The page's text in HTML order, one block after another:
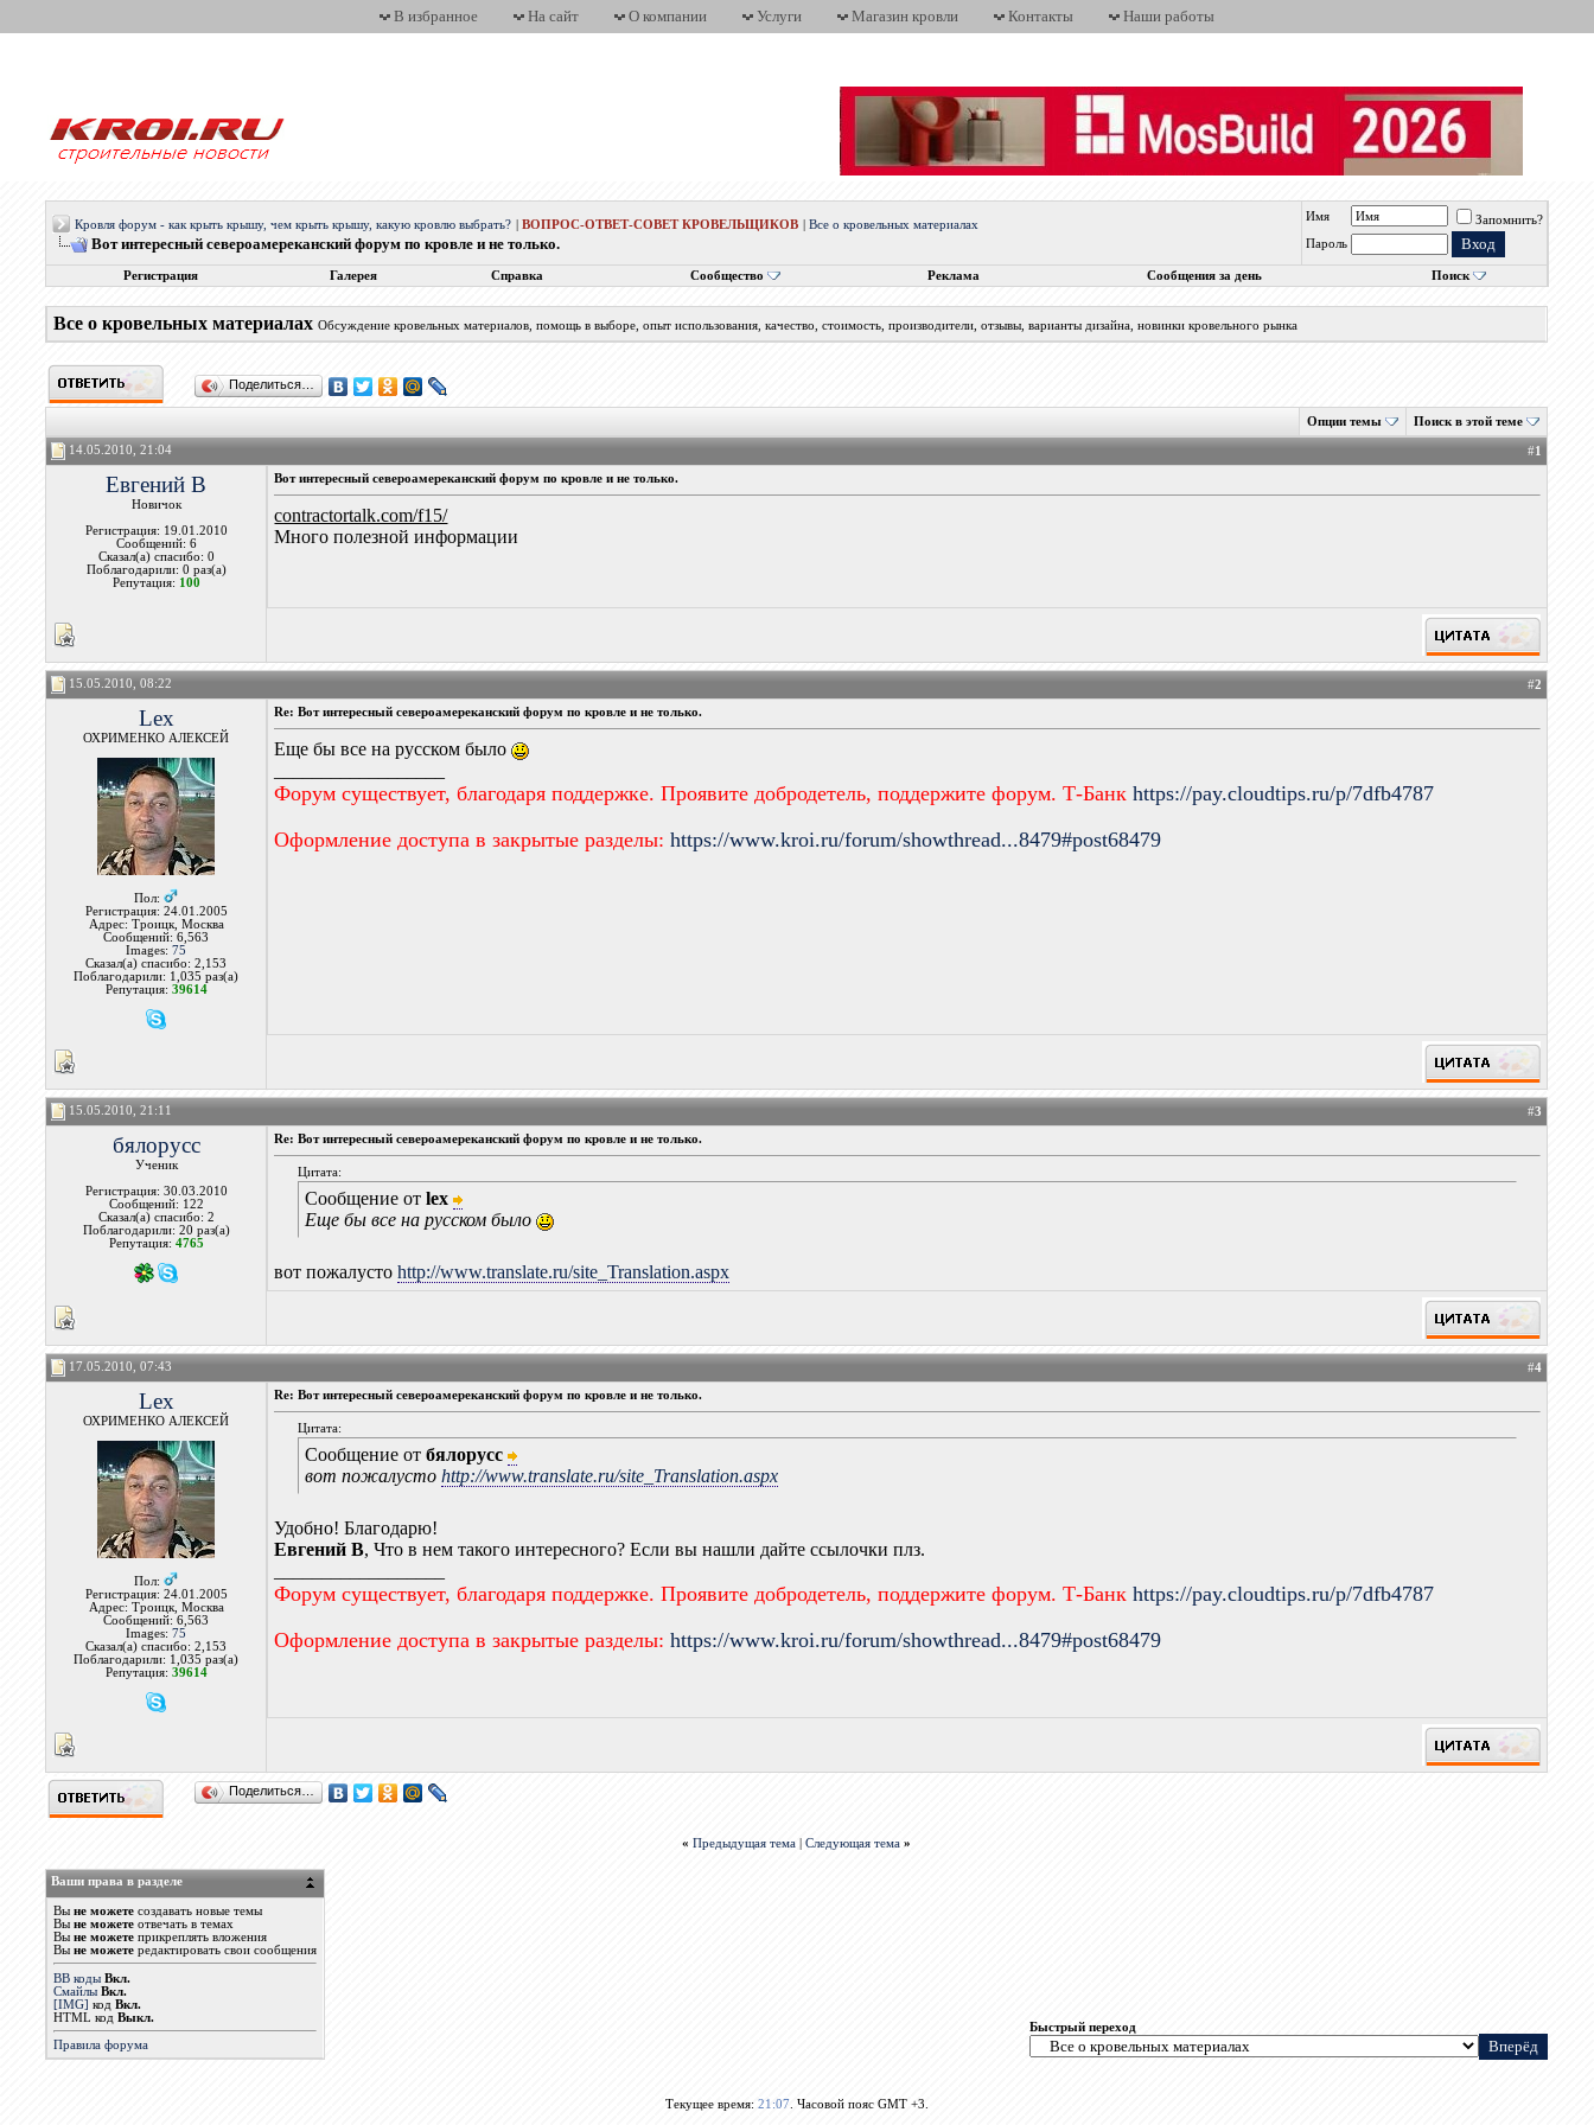
В избранное На сайт О компании Услуги Магазин кровли Контакты Наши работы
Кровля форум - как крыть крышу, чем крыть крышу, какую кровлю выбрать? |ВОПРОС-ОТВЕТ-СОВЕТ КРОВЕЛЬЩИКОВ |Все о кровельных материалах
Вот интересный североамереканский форум по кровле и не только.
Имя
Запомнить?
Пароль
Регистрация Галерея Справка Сообщество Реклама Сообщения за день Поиск
Все о кровельных материалах Обсуждение кровельных материалов, помощь в выборе, опыт использования, качество, стоимость, производители, отзывы, варианты дизайна, новинки кровельного рынка
Поделиться…
Опции темы Поиск в этой теме
14.05.2010, 21:04 #1
Евгений В
Новичок
Регистрация: 19.01.2010
Сообщений: 6
Сказал(а) спасибо: 0
Поблагодарили: 0 раз(а)
Репутация: 100
Вот интересный североамереканский форум по кровле и не только.
contractortalk.com/f15/
Много полезной информации
15.05.2010, 08:22 #2
Lex
ОХРИМЕНКО АЛЕКСЕЙ
Пол:
Регистрация: 24.01.2005
Адрес: Троицк, Москва
Сообщений: 6,563
Images:75
Сказал(а) спасибо: 2,153
Поблагодарили: 1,035 раз(а)
Репутация: 39614
Re: Вот интересный североамереканский форум по кровле и не только.
Еще бы все на русском было
Форум существует, благодаря поддержке. Проявите добродетель, поддержите форум. Т-Банкhttps://pay.cloudtips.ru/p/7dfb4787
Оформление доступа в закрытые разделы:https://www.kroi.ru/forum/showthread...8479#post68479
15.05.2010, 21:11 #3
бялорусс
Ученик
Регистрация: 30.03.2010
Сообщений: 122
Сказал(а) спасибо: 2
Поблагодарили: 20 раз(а)
Репутация: 4765
Re: Вот интересный североамереканский форум по кровле и не только.
Цитата:
Сообщение отlex
Еще бы все на русском было
вот пожалустоhttp://www.translate.ru/site_Translation.aspx
17.05.2010, 07:43 #4
Lex
ОХРИМЕНКО АЛЕКСЕЙ
Пол:
Регистрация: 24.01.2005
Адрес: Троицк, Москва
Сообщений: 6,563
Images:75
Сказал(а) спасибо: 2,153
Поблагодарили: 1,035 раз(а)
Репутация: 39614
Re: Вот интересный североамереканский форум по кровле и не только.
Цитата:
Сообщение отбялорусс
вот пожалустоhttp://www.translate.ru/site_Translation.aspx
Удобно! Благодарю!
Евгений В, Что в нем такого интересного? Если вы нашли дайте ссылочки плз.
Форум существует, благодаря поддержке. Проявите добродетель, поддержите форум. Т-Банкhttps://pay.cloudtips.ru/p/7dfb4787
Оформление доступа в закрытые разделы:https://www.kroi.ru/forum/showthread...8479#post68479
Поделиться…
« Предыдущая тема |Следующая тема »
Ваши права в разделе
Выне можете создавать новые темы
Выне можете отвечать в темах
Выне можете прикреплять вложения
Выне можете редактировать свои сообщения
BB коды Вкл.
Смайлы Вкл.
[IMG] кодВкл.
HTML кодВыкл.
Правила форума
Быстрый переход
Текущее время: 21:07 . Часовой пояс GMT +3.